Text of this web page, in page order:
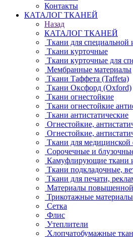
Контакты
КАТАЛОГ ТКАНЕЙ
Назад
КАТАЛОГ ТКАНЕЙ
Ткани для
Ткани курточные
Ткани курточные для
Мембранные материалы
Ткани Таффета (Taffeta)
Ткани Оксфорд (Oxford)
Ткани огнестойкие
Ткани огнестойкие
Ткани антистатические
Огнестойкие,
Огнестойкие,
Ткани для
Сорочечные и
Камуфлирующие ткани
Ткани подкладочные,
Ткани для печати,
Материалы
Трикотажные материалы
Сетка
Флис
Утеплители
Хлопчатобумажные